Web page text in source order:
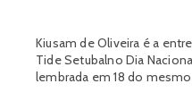
Kiusam de Oliveira é a
Tide Setubalno Dia
lembrada em 18 do